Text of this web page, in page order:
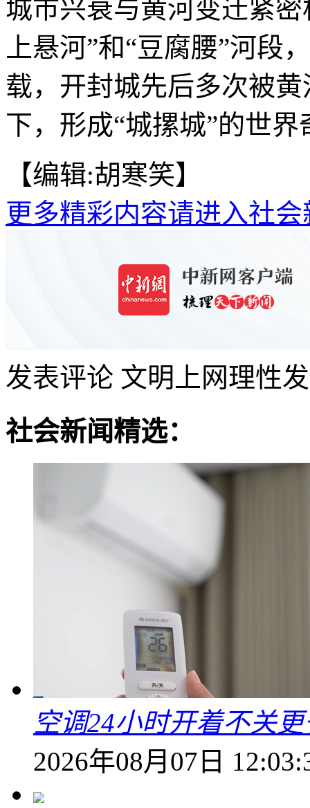
城市兴衰与黄河变迁紧
上悬河”和“豆腐腰”河段
载，开封城先后多次被
下，形成“城摞城”的世界
【编辑:胡寒笑】
更多精彩内容请进入社会
发表评论 文明上网理性
社会新闻精选：
空调24小时开着不关
2026年08月07日